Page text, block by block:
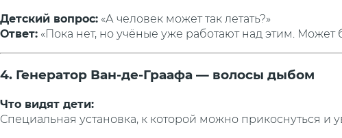
Детский вопрос: «А человек может так летать?»
Ответ: «Пока нет, но учёные уже работают над этим. Может
4. Генератор Ван-де-Граафа — волосы дыбом
Что видят дети:
Специальная установка, к которой можно прикоснуться и